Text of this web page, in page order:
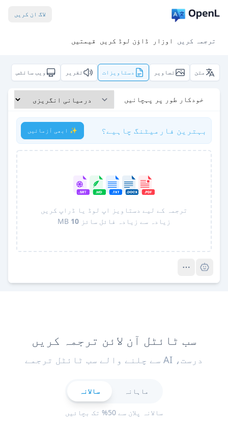
لاگ ان کریں
ترجمہ کریں اوزار ڈاؤن لوڈ کریں قیمتیں
متن تصاویر دستاویزات تقریر ویب سائٹس
خودکار طور پر پہچانیں
بہترین فارمیٹنگ چاہیے؟ ✨ ابھی آزمائیں
ترجمہ کے لیے دستاویز اپ لوڈ یا ڈراپ کریں
زیادہ سے زیادہ فائل سائز 10
سب ٹائٹل آن لائن ترجمہ کریں
درست، AI سے چلنے والے سب ٹائٹل ترجمے
ماہانہ سالانہ
سالانہ پلان سے 50% تک بچائیں